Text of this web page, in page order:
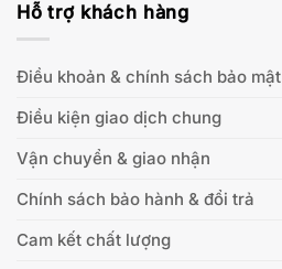
Hỗ trợ khách hàng
Điều khoản & chính sách bảo mật
Điều kiện giao dịch chung
Vận chuyển & giao nhận
Chính sách bảo hành & đổi trả
Cam kết chất lượng